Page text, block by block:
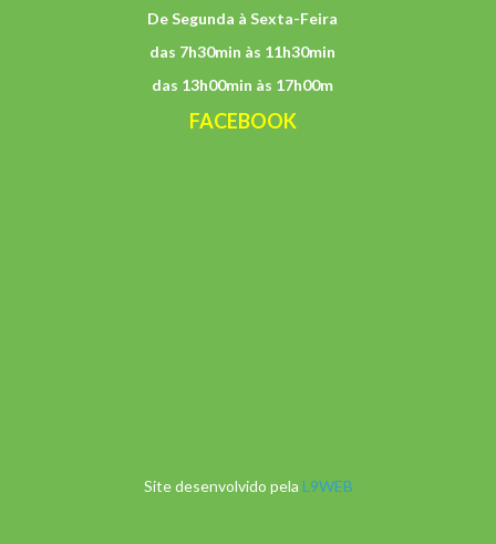
De Segunda à Sexta-Feira
das 7h30min às 11h30min
das 13h00min às 17h00m
FACEBOOK
Site desenvolvido pela L9WEB